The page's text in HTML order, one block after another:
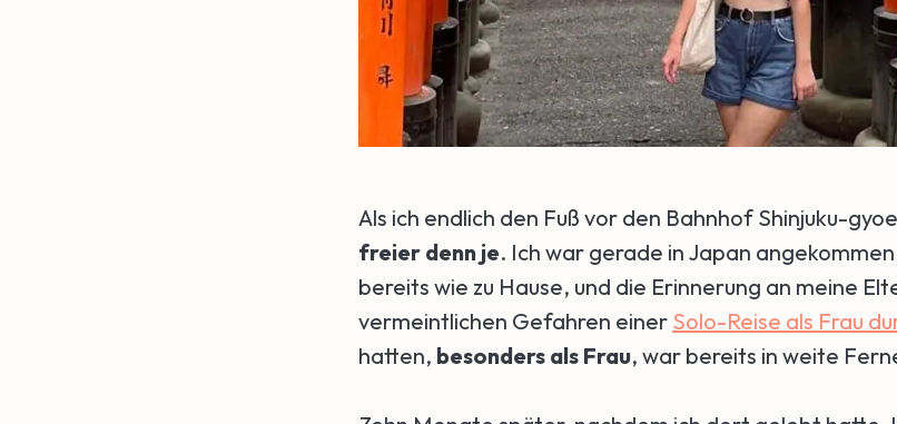
Als ich endlich den Fuß vor den Bahnhof Shinjuku-
freier denn je. Ich war gerade in Japan
bereits wie zu Hause, und die Erinnerung an meine
vermeintlichen Gefahren einer Solo-Reise als Frau
hatten, besonders als Frau, war bereits in weite